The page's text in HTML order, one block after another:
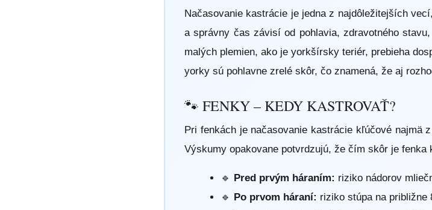
Načasovanie kastrácie je jedna z najdôležitejších
a správny čas závisí od pohlavia, zdravotného
malých plemien, ako je yorkšírsky teriér, prebieha
yorky sú pohlavne zrelé skôr, čo znamená, že aj
🐾 FENKY – KEDY KASTROVAŤ?
Pri fenkách je načasovanie kastrácie kľúčové najmä
Výskumy opakovane potvrdzujú, že čím skôr je
🔹 Pred prvým háraním: riziko nádorov
🔹
Po prvom háraní: riziko stúpa na približne